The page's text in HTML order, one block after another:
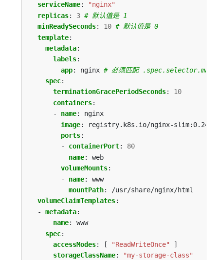
serviceName:
"nginx"
replicas: 3 # 默认值是 1
minReadySeconds: 10 # 默认值是 0
template:
metadata:
labels:
app: nginx # 必须匹配
spec:
terminationGracePeriodSeconds:
10
containers:
- name:
nginx
image:
registry.k8s.io/nginx-slim:0.24
ports:
- containerPort:
80
name:
web
volumeMounts:
- name:
www
mountPath:
/usr/share/nginx/html
volumeClaimTemplates:
- metadata:
name:
www
spec:
accessModes: [ "ReadWriteOnce"
]
storageClassName:
"my-storage-class"